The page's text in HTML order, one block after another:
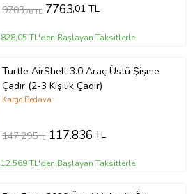
9703,76 TL 7763,01 TL
828,05 TL'den Başlayan Taksitlerle
Turtle AirShell 3.0 Araç Üstü Şişme
Çadır (2-3 Kişilik Çadır)
Kargo Bedava
147.295TL 117.836TL
12.569 TL'den Başlayan Taksitlerle